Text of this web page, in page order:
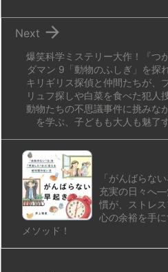
爆笑科学ミステリー大作！『つ
ダマン 9「動物のふしぎ」を探
キリギリス探偵と仲間たちが、
リュフ探しや白菜を食べた犯人
動物たちの不思議事件に挑みな
を学ぶ、子どもも大人も魅了

Next
「がんばらな
充実の日々へ―
慣が、ストレ
心の余裕を手
メソッド！